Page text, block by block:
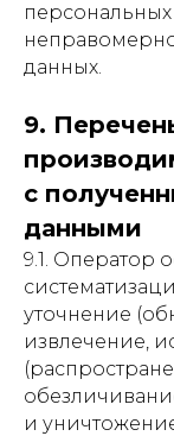
данных.
9.
с
данными
9.1. Оператор
уточнение
извлечение,
и